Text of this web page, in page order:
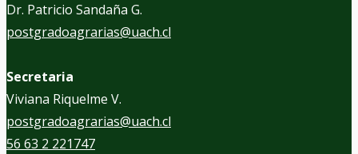
Dr. Patricio Sandaña G.
postgradoagrarias@uach.cl
Secretaria
Viviana Riquelme V.
postgradoagrarias@uach.cl
56 63 2 221747